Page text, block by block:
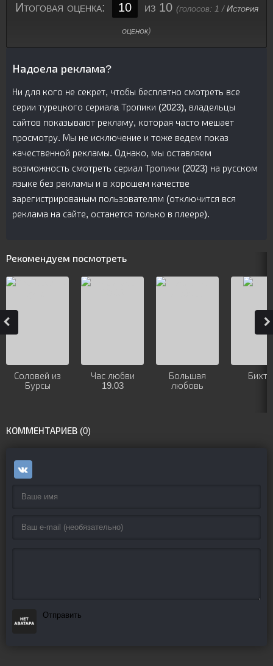
Итоговая оценка: 10 из 10 (голосов: 1 /История
оценок)
Надоела реклама?
Ни для кого не секрет, чтобы бесплатно смотреть все
серии турецкого сериалa Тропики (2023), владельцы
сайтов показывают рекламу, которая часто мешает
просмотру. Мы не исключение и тоже ведем показ
качественной рекламы. Однако, мы оставляем
возможность смотреть сериал Тропики (2023) на русском
языке без рекламы и в хорошем качестве
зарегистрированым пользователям (отключится вся
реклама на сайте, останется только в плеере).
Рекомендуем посмотреть
Соловей из
Бурсы
Час любви
19.03
Большая
любовь
КОММЕНТАРИЕВ (0)
Отправить